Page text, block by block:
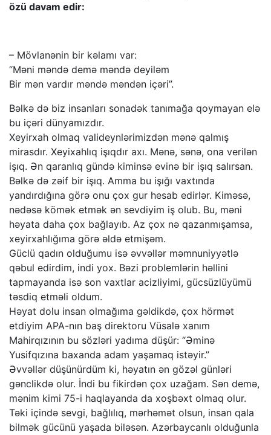
özü davam edir:
– Mövlanənin bir kəlamı var:
“Məni məndə demə məndə deyiləm
Bir mən vardır məndə məndən içəri”.
Bəlkə də biz insanları sonadək tanımağa qoymayan elə
bu içəri dünyamızdır.
Xeyirxah olmaq valideynlərimizdən mənə qalmış
mirasdır. Xeyixahlıq işıqdır axı. Mənə, sənə, ona verilən
işıq. Ən qaranlıq gündə kiminsə evinə bir işıq salırsan.
Bəlkə də zəif bir işıq. Amma bu işığı vaxtında
yandırdığına görə onu çox gur hesab edirlər. Kiməsə,
nədəsə kömək etmək ən sevdiyim iş olub. Bu, məni
həyata daha çox bağlayıb. Az çox nə qazanmışamsa,
xeyirxahlığıma görə əldə etmişəm.
Güclü qadın olduğumu isə əvvəllər məmnuniyyətlə
qəbul edirdim, indi yox. Bəzi problemlərin həllini
tapmayanda isə son vaxtlar acizliyimi, gücsüzlüyümü
təsdiq etməli oldum.
Həyat dolu insan olmağıma gəldikdə, çox hörmət
etdiyim APA-nın baş direktoru Vüsalə xanım
Mahirqızının bu sözləri yadıma düşür: “Əminə
Yusifqızına baxanda adam yaşamaq istəyir.”
Əvvəllər düşünürdüm ki, həyatın ən gözəl günləri
gənclikdə olur. İndi bu fikirdən çox uzağam. Sən demə,
mənim kimi 75-i haqlayanda da xoşbəxt olmaq olur.
Təki içində sevgi, bağlılıq, mərhəmət olsun, insan qala
bilmək gücünü yaşada biləsən. Azərbaycanlı olduğunla